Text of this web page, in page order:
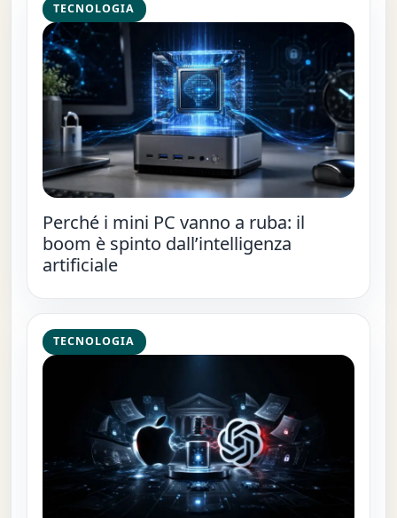
TECNOLOGIA
Perché i mini PC vanno a ruba: il
boom è spinto dall’intelligenza
artificiale
TECNOLOGIA